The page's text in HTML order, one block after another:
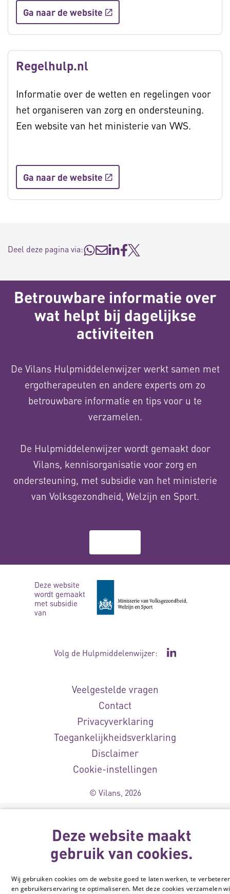
Ga naar de website
Regelhulp.nl
Informatie over de wetten en regelingen voor
het organiseren van zorg en ondersteuning.
Een website van het ministerie van VWS.
Ga naar de website
Deel deze pagina via:
Betrouwbare informatie over
wat helpt bij dagelijkse
activiteiten
De Vilans Hulpmiddelenwijzer werkt samen met
ergotherapeuten en andere experts om zo
betrouwbare informatie en tips voor u te
verzamelen.
De Hulpmiddelenwijzer wordt gemaakt door
Vilans, kennisorganisatie voor zorg en
ondersteuning, met subsidie van het ministerie
van Volksgezondheid, Welzijn en Sport.
Deze website
wordt gemaakt
met subsidie
van
Volg de Hulpmiddelenwijzer: Ga naar de
Veelgestelde vragen
Contact
Privacyverklaring
Toegankelijkheidsverklaring
Disclaimer
Cookie-instellingen
© Vilans, 2026
Deze website maakt
gebruik van cookies.
Wij gebruiken cookies om de website goed te laten werken, te
en gebruikerservaring te optimaliseren. Met deze cookies verzamelen